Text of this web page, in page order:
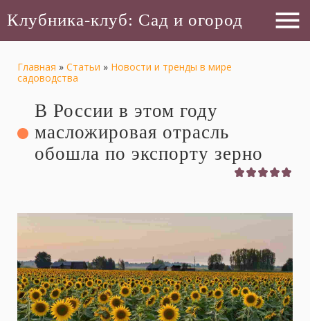
Клубника-клуб: Сад и огород menu
Главная » Статьи » Новости и тренды в мире
садоводства
В России в этом году
масложировая отрасль
обошла по экспорту зерно